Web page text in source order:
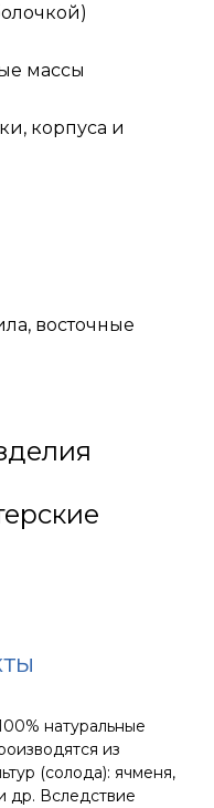
массы
корпуса и
восточные
натуральные
из
(солода): ячменя,
др. Вследствие